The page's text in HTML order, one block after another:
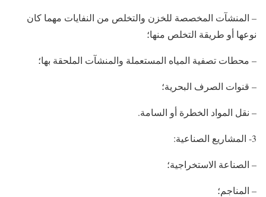
– المنشآت المخصصة للخزن والتخلص من النفايات مهما كان
نوعها أو طريقة التخلص منها؛
– محطات تصفية المياه المستعملة والمنشآت الملحقة بها؛
– قنوات الصرف البحرية؛
– نقل المواد الخطرة أو السامة.
3- المشاريع الصناعية:
– الصناعة الاستخراجية؛
– المناجم؛